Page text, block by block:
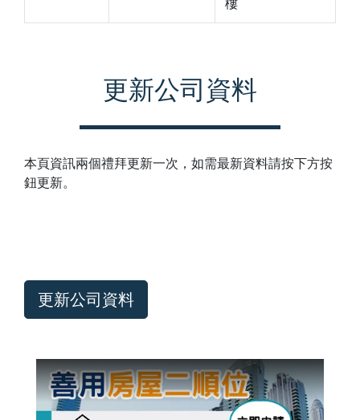
樓
更新公司資料
本頁資訊兩個禮拜更新一次，如需最新資料請按下方按
鈕更新。